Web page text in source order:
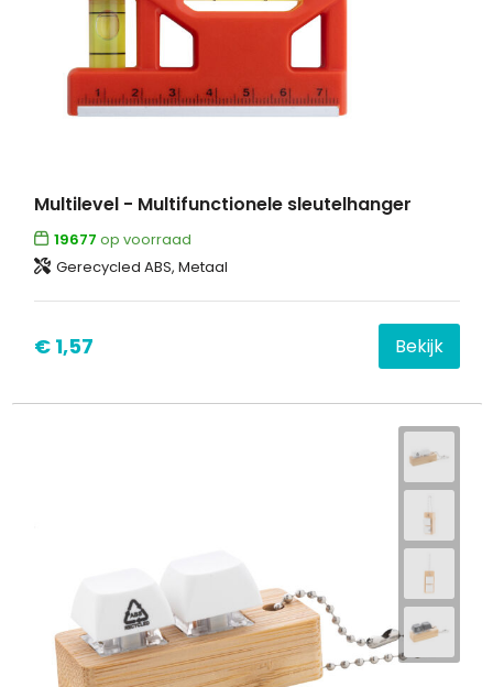
Multilevel - Multifunctionele sleutelhanger
19677 op voorraad
Gerecycled ABS, Metaal
€ 1,57 Bekijk